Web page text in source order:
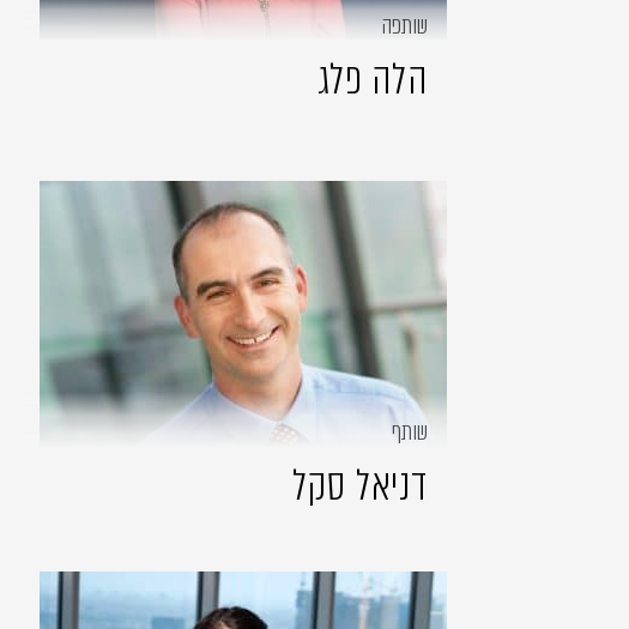
שותפה
הלה פלג
שותף
דניאל סקל